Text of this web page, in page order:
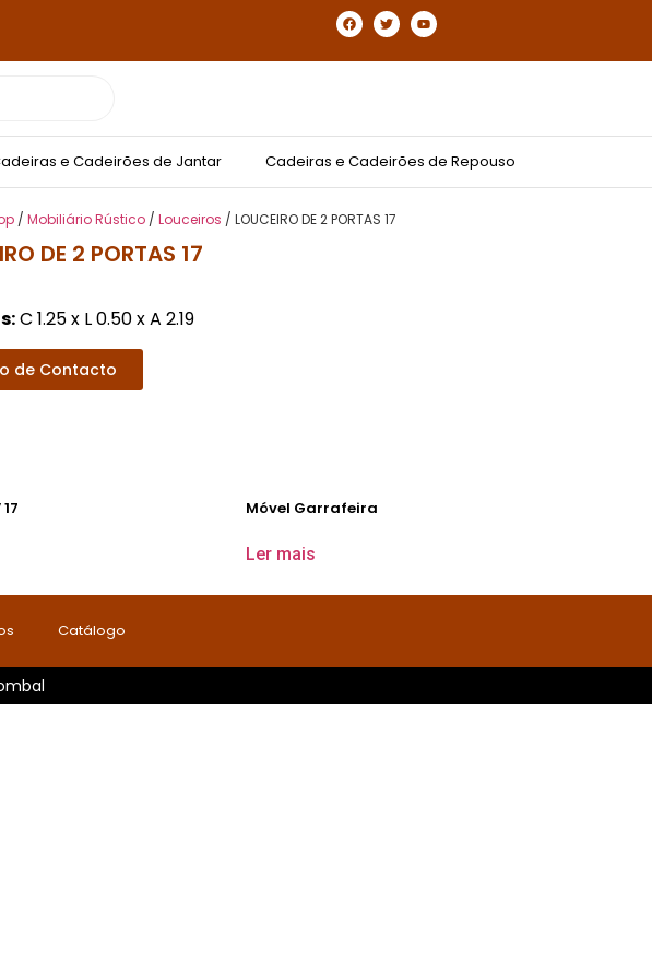
e Cadeirões de Jantar Cadeiras e Cadeirões de Repouso
/ Mobiliário Rústico / Louceiros / LOUCEIRO DE 2 PORTAS 17
DE 2 PORTAS 17
C 1.25 x L 0.50 x A 2.19
de Contacto
Móvel Garrafeira
Ler mais
Catálogo